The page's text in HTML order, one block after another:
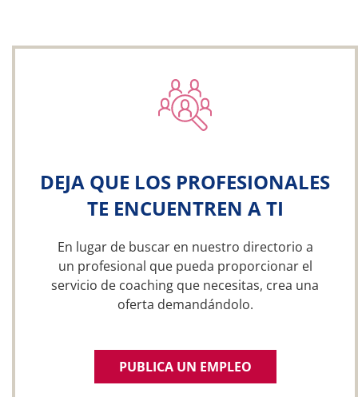
DEJA QUE LOS PROFESIONALES
TE ENCUENTREN A TI
En lugar de buscar en nuestro directorio a
un profesional que pueda proporcionar el
servicio de coaching que necesitas, crea una
oferta demandándolo.
PUBLICA UN EMPLEO